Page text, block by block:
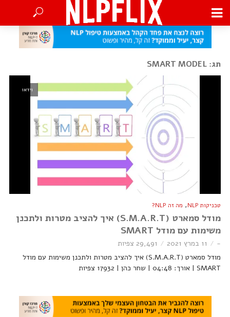
תג: SMART MODEL
וידאו
טכניקות NLP , מה זה NLP?
מודל סמארט (S.M.A.R.T) איך להציב מטרות ולתכנן
משימות עם מודל SMART
- 11 במרץ 2021
29,491 צפיות
מודל סמארט (S.M.A.R.T) איך להציב מטרות ולתכנן משימות עם מודל
SMART | אורך: 04:48 | שחר כהן | 17932 צפיות